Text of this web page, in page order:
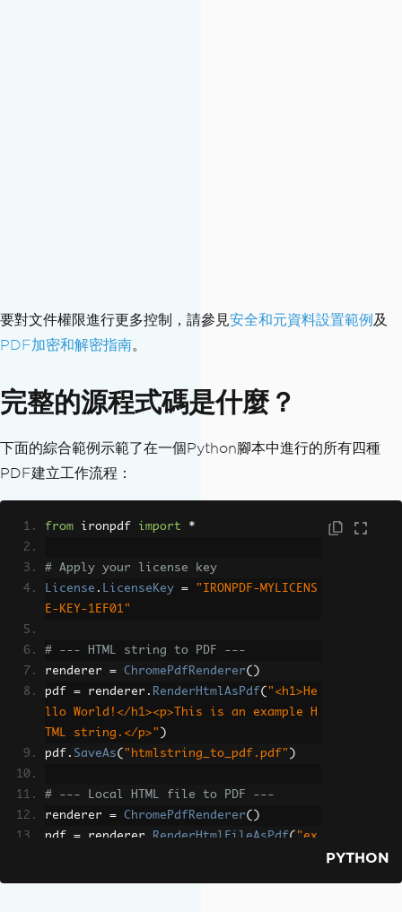
要對文件權限進行更多控制，請參見安全和元資料設置範例 及
PDF加密和解密指南。
完整的源程式碼是什麼？
下面的綜合範例示範了在一個Python腳本中進行的所有四種
PDF建立工作流程：
from ironpdf import *
# Apply your license key
License . LicenseKey =
"IRONPDF-MYLICENS
E-KEY-1EF01"
# --- HTML string to PDF ---
renderer = ChromePdfRenderer()
pdf = renderer . RenderHtmlAsPdf( "<h1>He
llo World!</h1><p>This is an example H
TML string.</p>" )
pdf . SaveAs( "htmlstring_to_pdf.pdf" )
# --- Local HTML file to PDF ---
renderer = ChromePdfRenderer()
pdf = renderer RenderHtmlFileAsPdf( "ex
PYTHON